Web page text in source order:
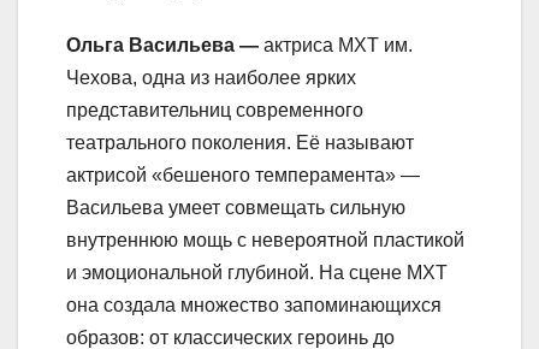
Ольга Васильева — актриса МХТ им.
Чехова, одна из наиболее ярких
представительниц современного
театрального поколения. Её называют
актрисой «бешеного темперамента» —
Васильева умеет совмещать сильную
внутреннюю мощь с невероятной пластикой
и эмоциональной глубиной. На сцене МХТ
она создала множество запоминающихся
образов: от классических героинь до